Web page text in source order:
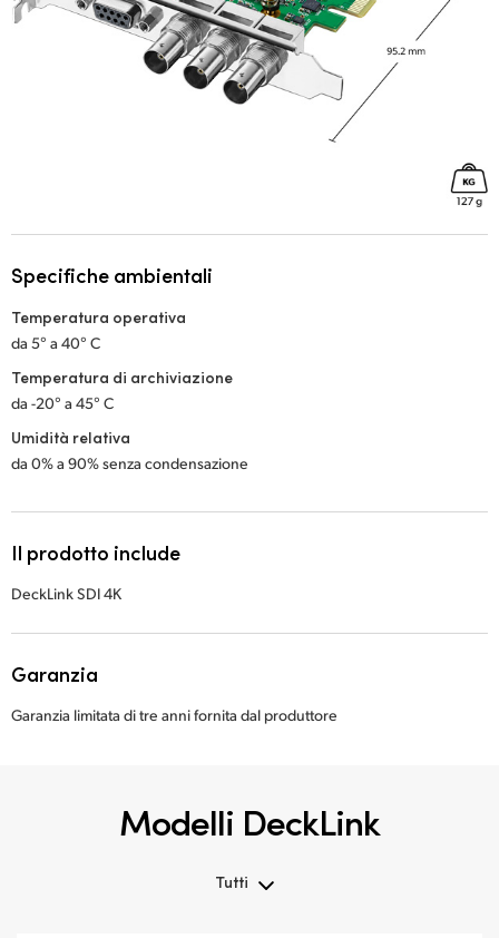
Specifiche ambientali
Temperatura operativa
da 5° a 40° C
Temperatura di archiviazione
da -20° a 45° C
Umidità relativa
da 0% a 90% senza condensazione
Il prodotto include
DeckLink SDI 4K
Garanzia
Garanzia limitata di tre anni fornita dal produttore
Modelli DeckLink
Tutti